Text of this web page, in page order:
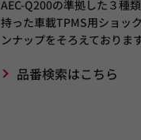
AEC-Q200の準拠した３種
持った車載TPMS用ショッ
ンナップをそろえております
品番検索はこちら